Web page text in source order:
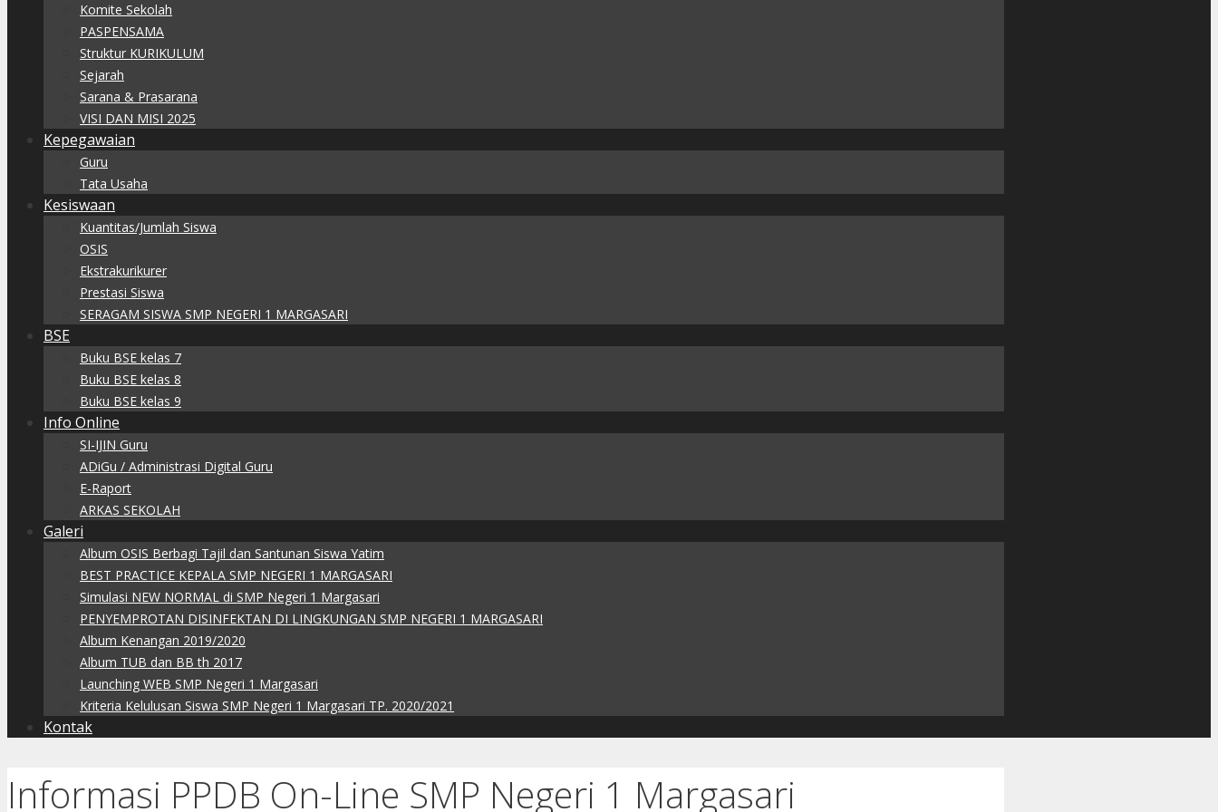
Komite Sekolah
PASPENSAMA
Struktur KURIKULUM
Sejarah
Sarana & Prasarana
VISI DAN MISI 2025
Kepegawaian
Guru
Tata Usaha
Kesiswaan
Kuantitas/Jumlah Siswa
OSIS
Ekstrakurikurer
Prestasi Siswa
SERAGAM SISWA SMP NEGERI 1 MARGASARI
BSE
Buku BSE kelas 7
Buku BSE kelas 8
Buku BSE kelas 9
Info Online
SI-IJIN Guru
ADiGu / Administrasi Digital Guru
E-Raport
ARKAS SEKOLAH
Galeri
Album OSIS Berbagi Tajil dan Santunan Siswa Yatim
BEST PRACTICE KEPALA SMP NEGERI 1 MARGASARI
Simulasi NEW NORMAL di SMP Negeri 1 Margasari
PENYEMPROTAN DISINFEKTAN DI LINGKUNGAN SMP NEGERI 1 MARGASARI
Album Kenangan 2019/2020
Album TUB dan BB th 2017
Launching WEB SMP Negeri 1 Margasari
Kriteria Kelulusan Siswa SMP Negeri 1 Margasari TP. 2020/2021
Kontak
Informasi PPDB On-Line SMP Negeri 1 Margasari